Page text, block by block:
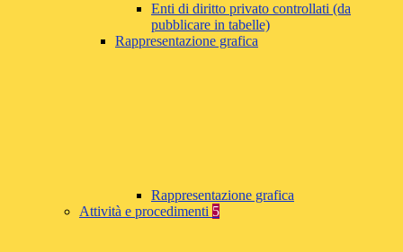
Enti di diritto privato controllati (da
pubblicare in tabelle)
Rappresentazione grafica
Rappresentazione grafica
Attività e procedimenti 5